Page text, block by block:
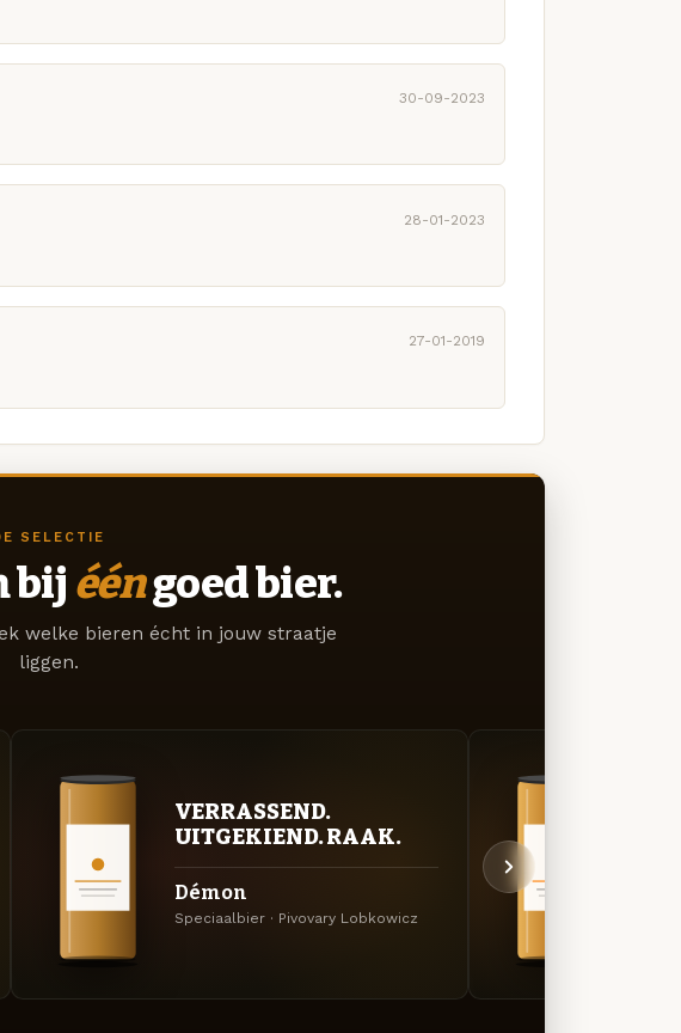
30-09-2023
28-01-2023
27-01-2019
SELECTIE
bij ééngoed bier.
welke bieren écht in jouw straatje
liggen.
VERRASSEND.
UITGEKIEND. RAAK.
Démon
Speciaalbier · Pivovary Lobkowicz